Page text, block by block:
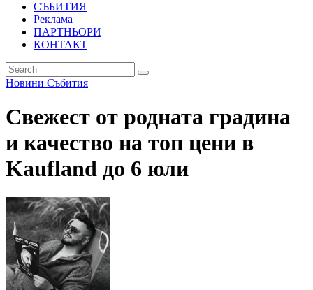
СЪБИТИЯ
Реклама
ПАРТНЬОРИ
КОНТАКТ
Новини Събития
Свежест от родната градина
и качество на топ цени в
Kaufland до 6 юли